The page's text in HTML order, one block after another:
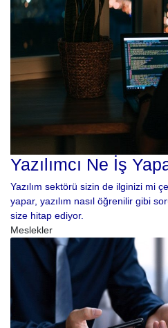
Yazılımcı Ne İş
Yazılım sektörü sizin de ilginizi mi
yapar, yazılım nasıl öğrenilir gibi
size hitap ediyor.
Meslekler